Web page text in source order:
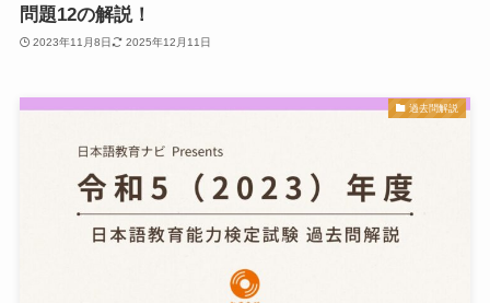
問題12の解説！
2023年11月8日 2025年12月11日
過去問解説